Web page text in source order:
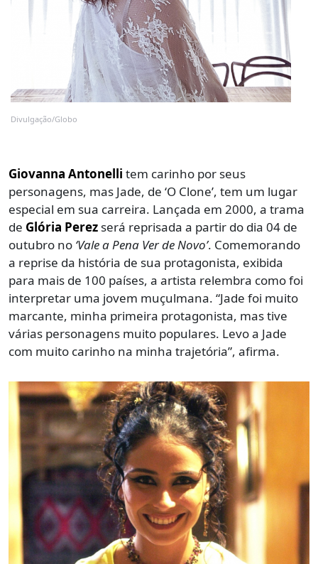
Divulgação/Globo
Giovanna Antonelli tem carinho por seus
personagens, mas Jade, de ‘O Clone’, tem um lugar
especial em sua carreira. Lançada em 2000, a trama
de Glória Perez será reprisada a partir do dia 04 de
outubro no ‘Vale a Pena Ver de Novo’. Comemorando
a reprise da história de sua protagonista, exibida
para mais de 100 países, a artista relembra como foi
interpretar uma jovem muçulmana. “Jade foi muito
marcante, minha primeira protagonista, mas tive
várias personagens muito populares. Levo a Jade
com muito carinho na minha trajetória”, afirma.